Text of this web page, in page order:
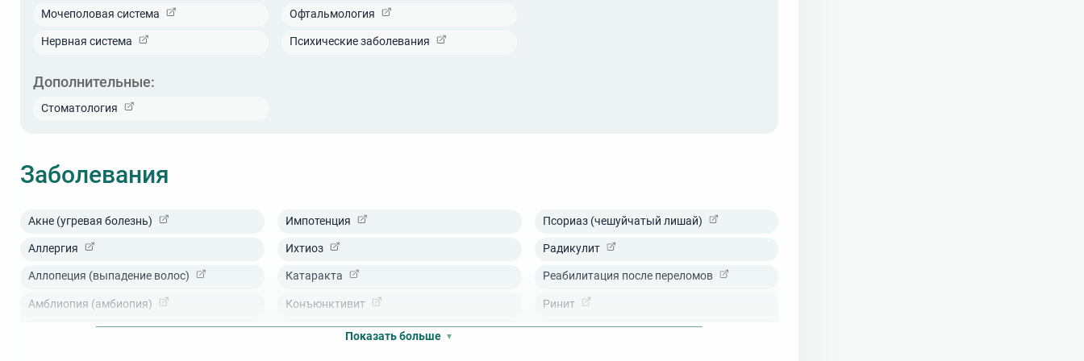
Мочеполовая система
Нервная система
Офтальмология
Психические заболевания
Дополнительные:
Стоматология
Заболевания
Акне (угревая болезнь)
Аллергия
Аллопеция (выпадение волос)
Амблиопия (амбиопия)
Импотенция
Ихтиоз
Катаракта
Конъюнктивит
Косоглазие
Псориаз (чешуйчатый лишай)
Радикулит
Реабилитация после переломов
Ринит
Сальпингит
Показать больше